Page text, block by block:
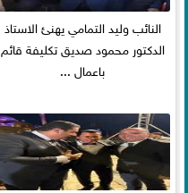
النائب وليد التمامي يهنئ الاستاذ
الدكتور محمود صديق تكليفة قائم
باعمال ...